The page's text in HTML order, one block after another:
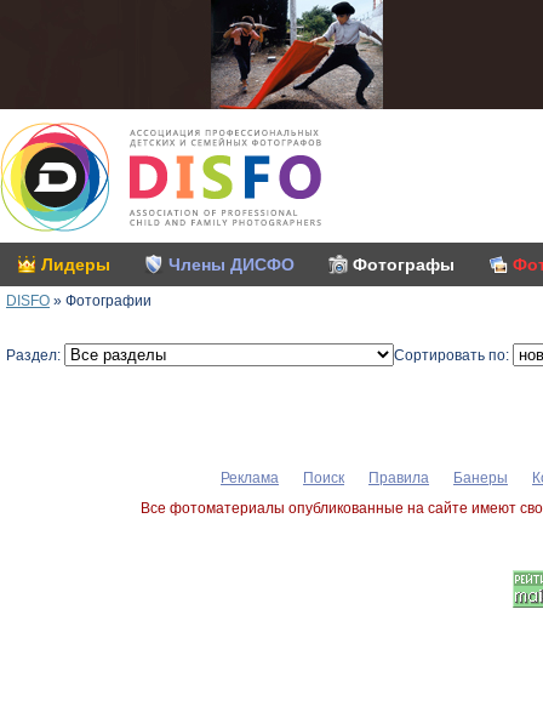
Лидеры Члены ДИСФО Фотографы
DISFO » Фотографии
Раздел: Сортировать по:
Реклама Поиск Правила Банеры
Все фотоматериалы опубликованные на сайте имеют